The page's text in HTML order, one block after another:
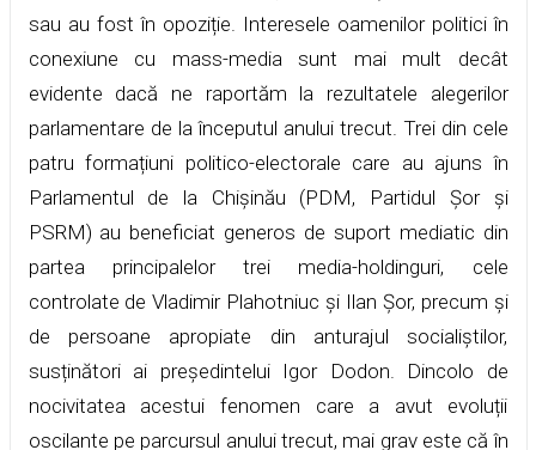
sau au fost în opoziție. Interesele oamenilor politici în
conexiune cu mass-media sunt mai mult decât
evidente dacă ne raportăm la rezultatele alegerilor
parlamentare de la începutul anului trecut. Trei din cele
patru formațiuni politico-electorale care au ajuns în
Parlamentul de la Chișinău (PDM, Partidul Șor și
PSRM) au beneficiat generos de suport mediatic din
partea principalelor trei media-holdinguri, cele
controlate de Vladimir Plahotniuc și Ilan Șor, precum și
de persoane apropiate din anturajul socialiștilor,
susținători ai președintelui Igor Dodon. Dincolo de
nocivitatea acestui fenomen care a avut evoluții
oscilante pe parcursul anului trecut, mai grav este că în